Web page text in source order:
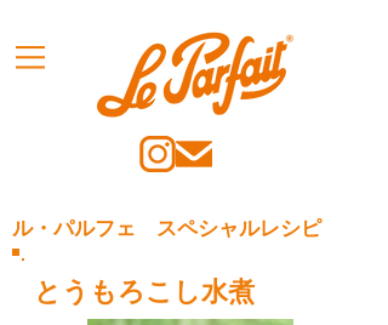
ル・パルフェ スペシャルレシピ
とうもろこし水煮